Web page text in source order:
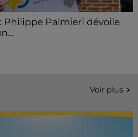
Philippe Palmieri dévoile
Voir plus